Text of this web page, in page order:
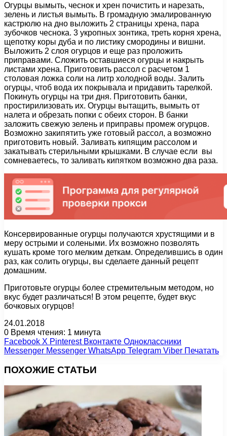
Огурцы вымыть, чеснок и хрен почистить и нарезать,
зелень и листья вымыть. В громадную эмалированную
кастрюлю на дно выложить 2 страницы хрена, пара
зубочков чеснока. 3 укропных зонтика, треть корня хрена,
щепотку коры дуба и по листику смородины и вишни.
Выложить 2 слоя огурцов и еще раз проложить
приправами. Сложить оставшиеся огурцы и накрыть
листами хрена. Приготовить рассол с расчетом 1
столовая ложка соли на литр холодной воды. Залить
огурцы, чтоб вода их покрывала и придавить тарелкой.
Покинуть огурцы на три дня. Приготовить банки,
простирилизовать их. Огурцы вытащить, вымыть от
налета и обрезать попки с обеих сторон. В банки
заложить свежую зелень и приправы промеж огурцов.
Возможно закипятить уже готовый рассол, а возможно
приготовить новый. Заливать кипящим рассолом и
закатывать стерильными крышками. В случае если вы
сомневаетесь, то заливать кипятком возможно два раза.
Консервированные огурцы получаются хрустящими и в
меру острыми и солеными. Их возможно позволять
кушать кроме того мелким деткам. Определившись в один
раз, как солить огурцы, вы сделаете данный рецепт
домашним.
Приготовьте огурцы более стремительным методом, но
вкус будет различаться! В этом рецепте, будет вкус
бочковых огурцов!
24.01.2018
0 Время чтения: 1 минута
Facebook X Pinterest Вконтакте Одноклассники
Messenger Messenger WhatsApp Telegram Viber Печатать
ПОХОЖИЕ СТАТЬИ